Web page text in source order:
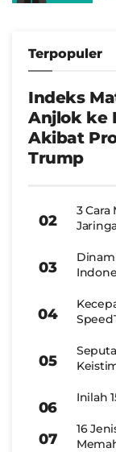
Terpopuler
Indeks
Anjlok ke
Akibat
Trump
3
Inilah
16